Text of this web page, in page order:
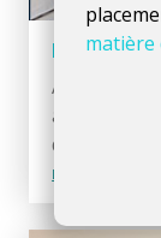
Le web
Avant le
application,
d'
Lire l'article >
matière